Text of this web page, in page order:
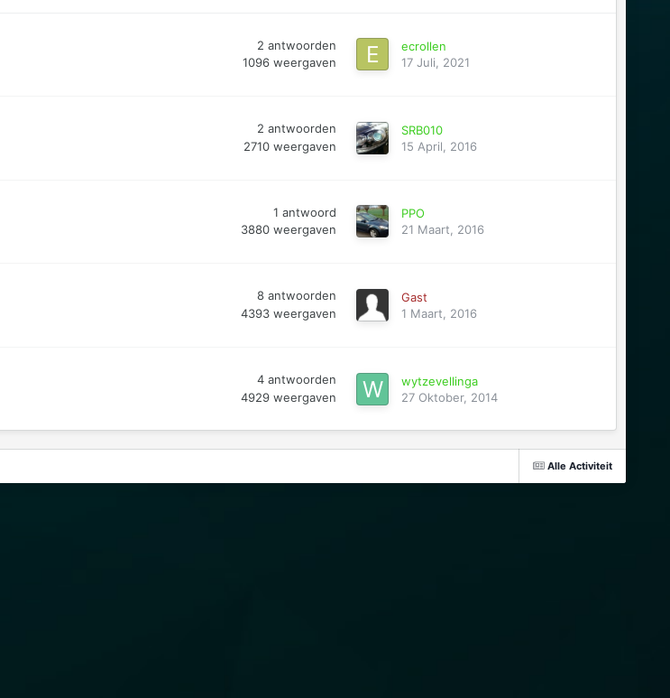
2 antwoorden
1096 weergaven
ecrollen
17 Juli, 2021
2 antwoorden
2710 weergaven
SRB010
15 April, 2016
1 antwoord
3880 weergaven
PPO
21 Maart, 2016
8 antwoorden
4393 weergaven
Gast
1 Maart, 2016
4 antwoorden
4929 weergaven
wytzevellinga
27 Oktober, 2014
Alle Activiteit